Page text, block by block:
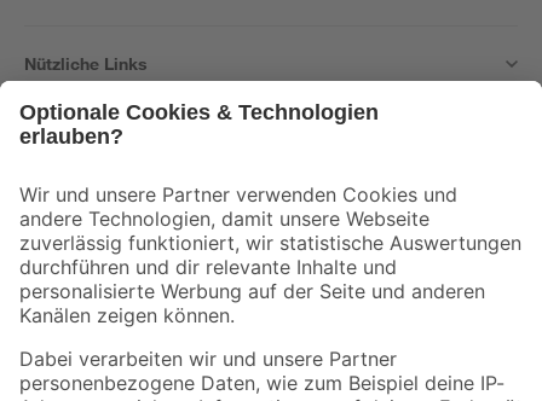
Nützliche Links
Der toom Newsletter: Keine Angebote und Aktionen mehr verpassen!
Zur Newsletter Anmeldung
Folge uns